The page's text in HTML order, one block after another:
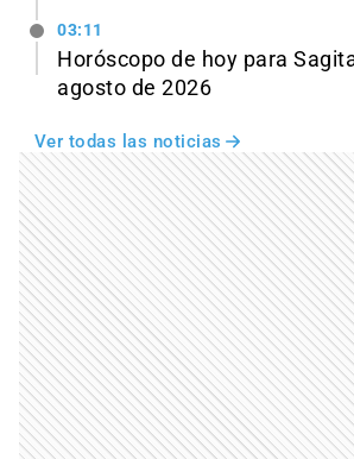
03:11
Horóscopo de hoy para
agosto de 2026
Ver todas las noticias